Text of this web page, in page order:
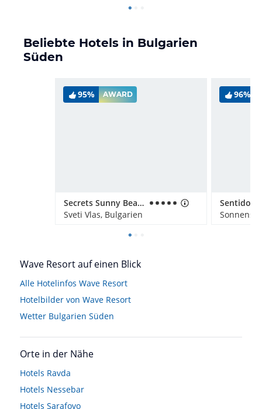
Beliebte Hotels in Bulgarien
Süden
95% AWARD
Secrets Sunny Beach Resort & Spa
Sveti Vlas, Bulgarien
96%
Wave Resort auf einen Blick
Alle Hotelinfos Wave Resort
Hotelbilder von Wave Resort
Wetter Bulgarien Süden
Orte in der Nähe
Hotels Ravda
Hotels Nessebar
Hotels Sarafovo